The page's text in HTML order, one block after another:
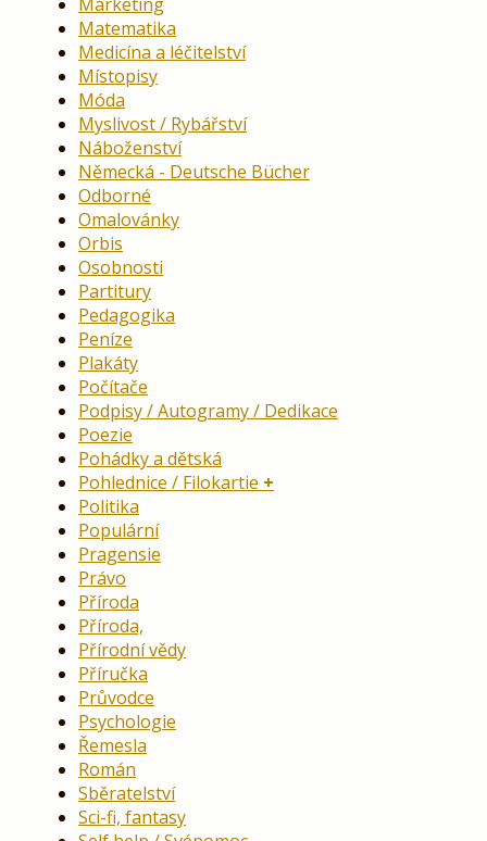
Matematika
Medicína a léčitelství
Místopisy
Móda
Myslivost / Rybářství
Náboženství
Německá - Deutsche Bücher
Odborné
Omalovánky
Orbis
Osobnosti
Partitury
Pedagogika
Peníze
Plakáty
Počítače
Podpisy / Autogramy / Dedikace
Poezie
Pohádky a dětská
Pohlednice / Filokartie
Politika
Populární
Pragensie
Právo
Příroda
Příroda,
Přírodní vědy
Příručka
Průvodce
Psychologie
Řemesla
Román
Sběratelství
Sci-fi, fantasy